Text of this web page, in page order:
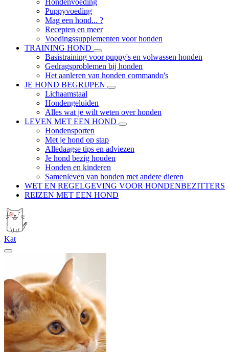
Hondenvoeding
Puppyvoeding
Mag een hond... ?
Recepten en meer
Voedingssupplementen voor honden
TRAINING HOND
Basistraining voor puppy's en volwassen honden
Gedragsproblemen bij honden
Het aanleren van honden commando's
JE HOND BEGRIJPEN
Lichaamstaal
Hondengeluiden
Alles wat je wilt weten over honden
LEVEN MET EEN HOND
Hondensporten
Met je hond op stap
Alledaagse tips en adviezen
Je hond bezig houden
Honden en kinderen
Samenleven van honden met andere dieren
WET EN REGELGEVING VOOR HONDENBEZITTERS
REIZEN MET EEN HOND
Kat